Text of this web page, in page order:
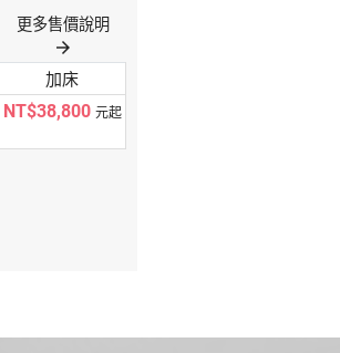
更多售價說明
arrow_forward
加床
NT$38,800 元起